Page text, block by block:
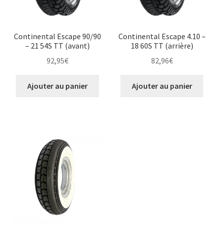
Continental Escape 90/90
– 21 54S TT (avant)
92,95€
Ajouter au panier
Continental Escape 4.10 –
18 60S TT (arrière)
82,96€
Ajouter au panier